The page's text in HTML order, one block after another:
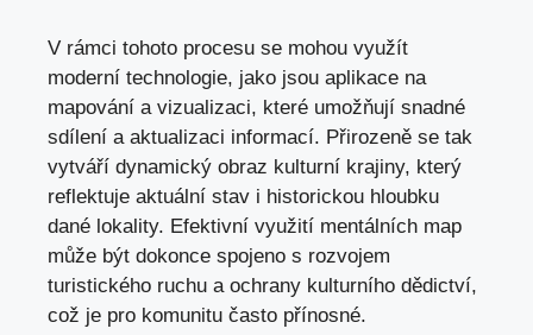
V rámci tohoto procesu se mohou využít
moderní technologie, jako jsou aplikace na
mapování a vizualizaci, které umožňují snadné
sdílení a aktualizaci informací. Přirozeně se tak
vytváří dynamický obraz kulturní krajiny, který
reflektuje aktuální stav i historickou hloubku
dané lokality. Efektivní využití mentálních map
může být dokonce spojeno s rozvojem
turistického ruchu a ochrany kulturního dědictví,
což je pro komunitu často přínosné.